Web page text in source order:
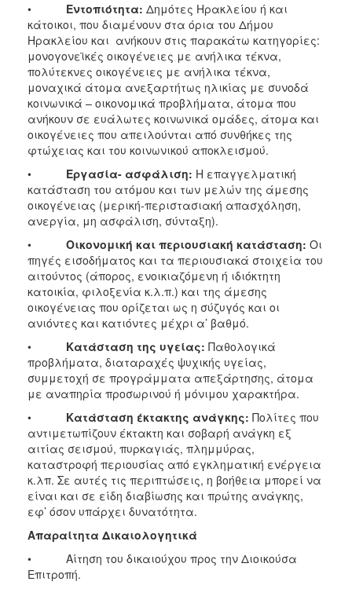
• Εντοπιότητα: Δημότες Ηρακλείου ή και
κάτοικοι, που διαμένουν στα όρια του Δήμου
Ηρακλείου και ανήκουν στις παρακάτω κατηγορίες:
μονογονεϊκές οικογένειες με ανήλικα τέκνα,
πολύτεκνες οικογένειες με ανήλικα τέκνα,
μοναχικά άτομα ανεξαρτήτως ηλικίας με συνοδά
κοινωνικά – οικονομικά προβλήματα, άτομα που
ανήκουν σε ευάλωτες κοινωνικά ομάδες, άτομα και
οικογένειες που απειλούνται από συνθήκες της
φτώχειας και του κοινωνικού αποκλεισμού.
• Εργασία- ασφάλιση: Η επαγγελματική
κατάσταση του ατόμου και των μελών της άμεσης
οικογένειας (μερική-περιστασιακή απασχόληση,
ανεργία, μη ασφάλιση, σύνταξη).
• Οικονομική και περιουσιακή κατάσταση: Οι
πηγές εισοδήματος και τα περιουσιακά στοιχεία του
αιτούντος (άπορος, ενοικιαζόμενη ή ιδιόκτητη
κατοικία, φιλοξενία κ.λ.π.) και της άμεσης
οικογένειας που ορίζεται ως η σύζυγός και οι
ανιόντες και κατιόντες μέχρι α’ βαθμό.
• Κατάσταση της υγείας: Παθολογικά
προβλήματα, διαταραχές ψυχικής υγείας,
συμμετοχή σε προγράμματα απεξάρτησης, άτομα
με αναπηρία προσωρινού ή μόνιμου χαρακτήρα.
• Κατάσταση έκτακτης ανάγκης: Πολίτες που
αντιμετωπίζουν έκτακτη και σοβαρή ανάγκη εξ
αιτίας σεισμού, πυρκαγιάς, πλημμύρας,
καταστροφή περιουσίας από εγκληματική ενέργεια
κ.λπ. Σε αυτές τις περιπτώσεις, η βοήθεια μπορεί να
είναι και σε είδη διαβίωσης και πρώτης ανάγκης,
εφ’ όσον υπάρχει δυνατότητα.
Απαραίτητα Δικαιολογητικά
• Αίτηση του δικαιούχου προς την Διοικούσα
Επιτροπή.